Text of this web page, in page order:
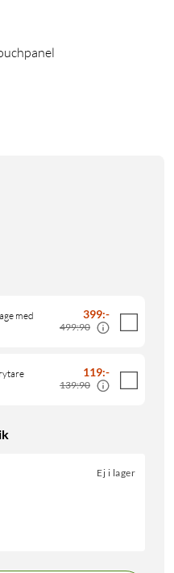
med
399:-
499:90
119:-
139:90
Ej i lager